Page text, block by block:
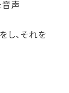
音声
、それを